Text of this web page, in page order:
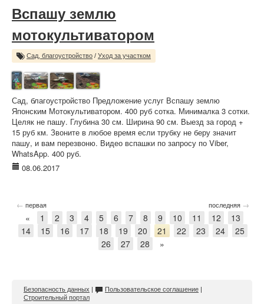
Вспашу землю
мотокультиватором
Сад, благоустройство / Уход за участком
Сад, благоустройство Предложение услуг Вспашу землю
Японским Мотокультиватором. 400 руб сотка. Минималка 3 сотки.
Целяк не пашу. Глубина 30 см. Ширина 90 см. Выезд за город +
15 руб км. Звоните в любое время если трубку не беру значит
пашу, и вам перезвоню. Видео вспашки по запросу по Viber,
WhatsApp. 400 руб.
08.06.2017
← первая последняя →
« 1 2 3 4 5 6 7 8 9 10 11 12
13
14
15 16 17 18 19 20 21 22 23 24
25
26
27 28 »
Безопасность данных | Пользовательское соглашение |
Строительный портал